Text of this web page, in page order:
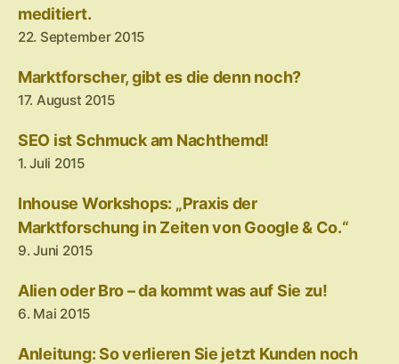
meditiert.
22. September 2015
Marktforscher, gibt es die denn noch?
17. August 2015
SEO ist Schmuck am Nachthemd!
1. Juli 2015
Inhouse Workshops: „Praxis der
Marktforschung in Zeiten von Google & Co.“
9. Juni 2015
Alien oder Bro – da kommt was auf Sie zu!
6. Mai 2015
Anleitung: So verlieren Sie jetzt Kunden noch